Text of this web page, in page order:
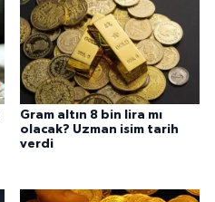
Gram altın 8 bin lira mı
olacak? Uzman isim tarih
verdi